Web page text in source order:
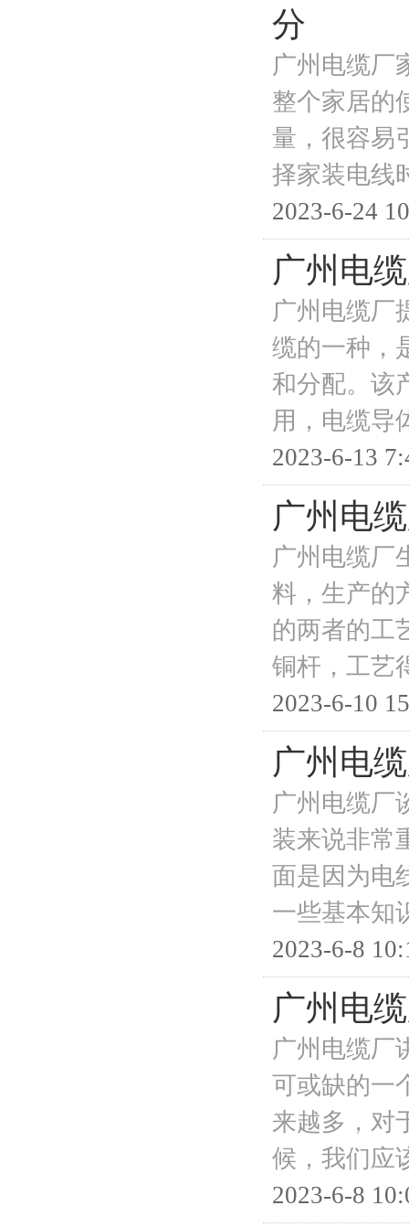
分
广州电缆厂
整个家居的
量，很容易
择家装电线
2023-6-24
广州电
广州电缆厂
缆的一种，
和分配。该
用，电缆导
2023-6-13
广州电
广州电缆厂
料，生产的
的两者的工
铜杆，工艺
2023-6-10
广州电
广州电缆厂
装来说非常
面是因为电
一些基本知
2023-6-8
广州电
广州电缆厂
可或缺的一
来越多，对
候，我们应
2023-6-8